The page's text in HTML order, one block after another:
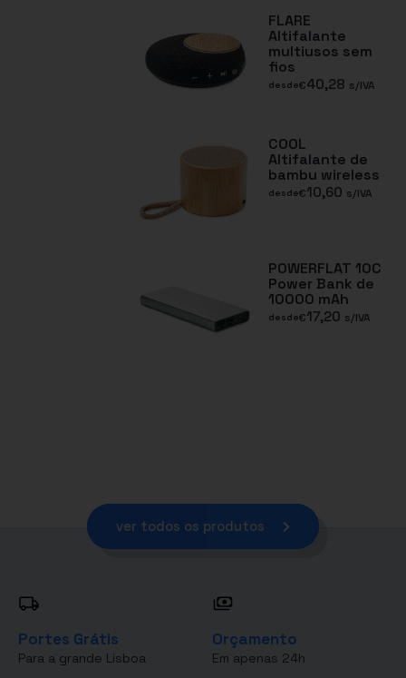
FLARE
Altifalante
multiusos sem
fios
desde€40,28 s/IVA
COOL
Altifalante de
bambu wireless
desde€10,60 s/IVA
POWERFLAT 10C
Power Bank de
10000 mAh
desde€17,20 s/IVA
ver todos os produtos
Portes Grátis
Para a grande Lisboa
Orçamento
Em apenas 24h